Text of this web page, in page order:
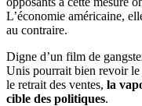
L’économie américaine,
au contraire.
Digne d’un film de
Unis pourrait bien revoir le
le retrait des ventes, la
cible des politiques.